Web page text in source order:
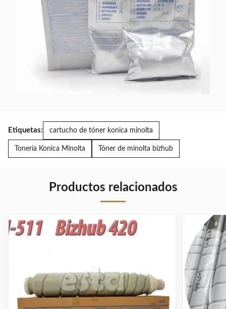
Etiquetas: cartucho de tóner konica minolta
Tonería Konica Minolta Tóner de minolta bizhub
Productos relacionados